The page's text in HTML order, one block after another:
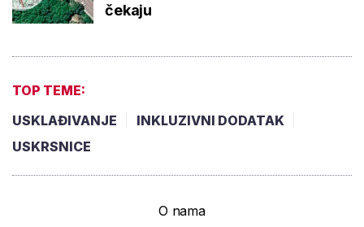
čekaju
TOP TEME:
USKLAĐIVANJE
INKLUZIVNI DODATAK
USKRSNICE
O nama